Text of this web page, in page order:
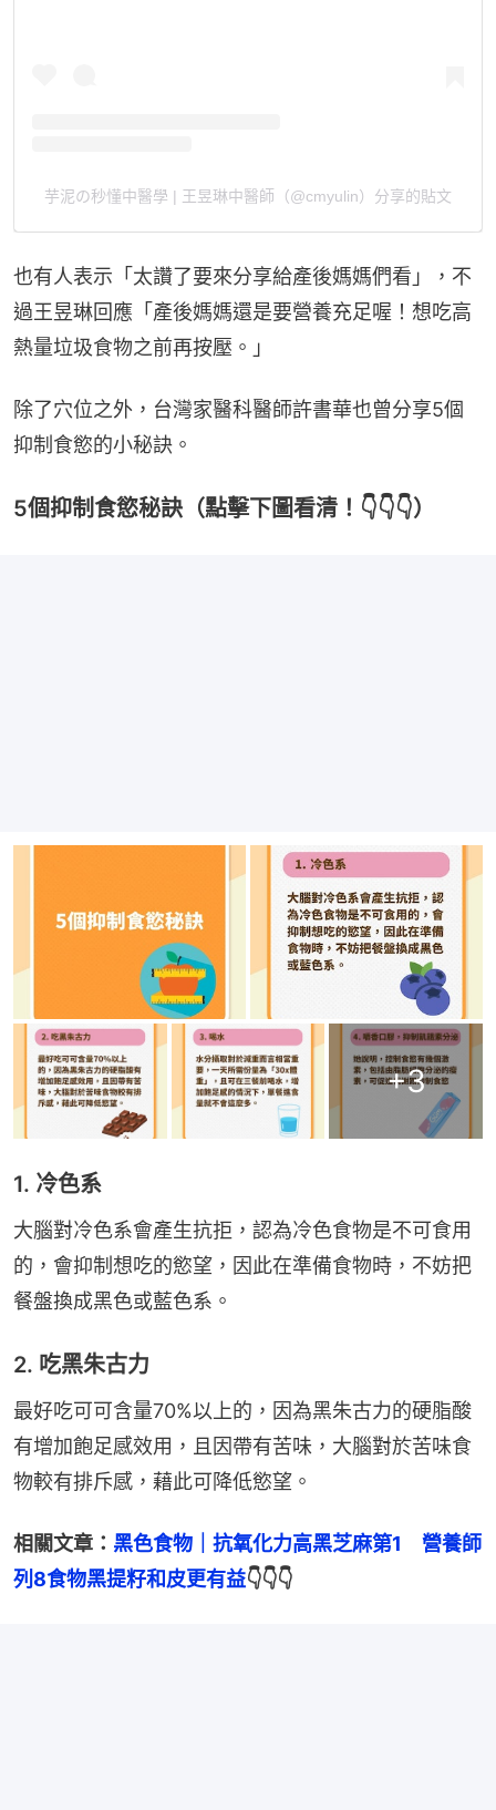
芋泥の秒懂中醫學 | 王昱琳中醫師（@cmyulin）分享的貼文
也有人表示「太讚了要來分享給產後媽媽們看」，不
過王昱琳回應「產後媽媽還是要營養充足喔！想吃高
熱量垃圾食物之前再按壓。」
除了穴位之外，台灣家醫科醫師許書華也曾分享5個
抑制食慾的小秘訣。
5個抑制食慾秘訣（點擊下圖看清！👇👇👇）
+3
1. 冷色系
大腦對冷色系會產生抗拒，認為冷色食物是不可食用
的，會抑制想吃的慾望，因此在準備食物時，不妨把
餐盤換成黑色或藍色系。
2. 吃黑朱古力
最好吃可可含量70%以上的，因為黑朱古力的硬脂酸
有增加飽足感效用，且因帶有苦味，大腦對於苦味食
物較有排斥感，藉此可降低慾望。
相關文章： 黑色食物｜抗氧化力高黑芝麻第1　營養師
列8食物黑提籽和皮更有益👇👇👇